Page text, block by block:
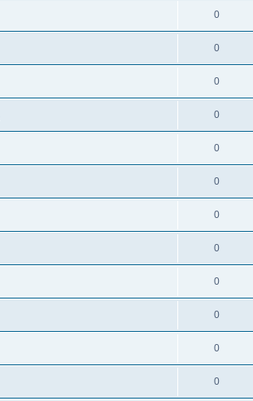
0
0
0
0
0
0
0
0
0
0
0
0